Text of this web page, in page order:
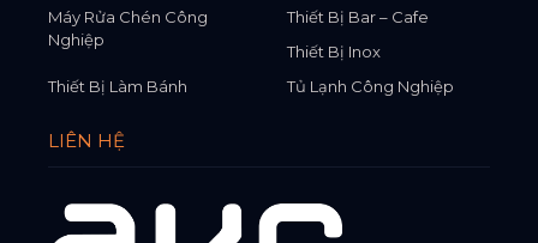
Máy Rửa Chén Công
Nghiệp
Thiết Bị Bar – Cafe
Thiết Bị Inox
Thiết Bị Làm Bánh
Tủ Lạnh Công Nghiệp
LIÊN HỆ